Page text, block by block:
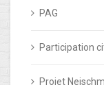
PAG
Participation
Projet